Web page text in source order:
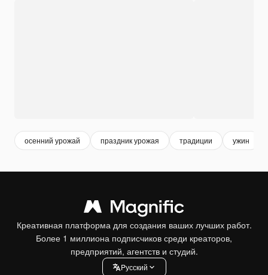
осенний урожай праздник урожая традиции ужин
Креативная платформа для создания ваших лучших работ.
Более 1 миллиона подписчиков среди креаторов,
предприятий, агентств и студий.
Pусский